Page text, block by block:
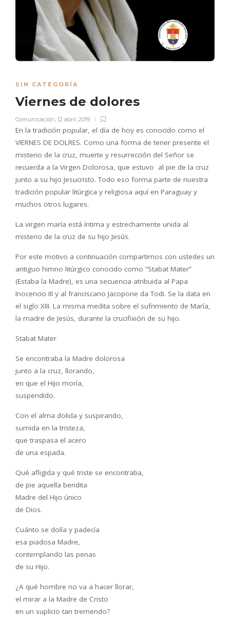
SIN CATEGORÍA
Viernes de dolores
Comunicación, 12 abril, 2019
En la tradición popular, el día de hoy es conocido como el
VIERNES DE DOLRES. Como una forma de tener presente el
misterio de la cruz, muerte y resurrección del Señor se
recuerda a la Virgen Dolorosa, que estuvo al pie de la cruz
junto a su hijo Jesucristo. Todo eso forma parte de nuestra
tradición popular litúrgica y religiosa aquí en Paraguay y
muchos otros lugares.
La virgen maría está íntima y estrechamente unida al
misterio de la cruz de su hijo Jesús.
Por este motivo a continuación compartimos con ustedes un
antiguo himno litúrgico conocido como “Stabat Mater”
(Estaba la Madre), es una secuencia atribuida al Papa
Inocencio III y al franciscano Jacopone da Todi. Se la data en
el siglo XIII. La misma medita sobre el sufrimiento de María,
la madre de Jesús, durante la crucifixión de su hijo.
Stabat Mater
Se encontraba la Madre dolorosa
junto a la cruz, llorando,
en que el Hijo moría,
suspendido.
Con el alma dolida y suspirando,
sumida en la tristeza,
que traspasa el acero
de una espada.
Qué afligida y qué triste se encontraba,
de pie aquella bendita
Madre del Hijo único
de Dios.
Cuánto se dolía y padecía
esa piadosa Madre,
contemplando las penas
de su Hijo.
¿A qué hombre no va a hacer llorar,
el mirar a la Madre de Cristo
en un suplicio tan tremendo?